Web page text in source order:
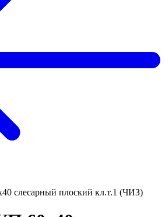
слесарный плоский кл.т.1 (ЧИЗ)